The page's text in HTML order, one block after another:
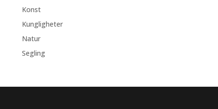
Konst
Kungligheter
Natur
Segling